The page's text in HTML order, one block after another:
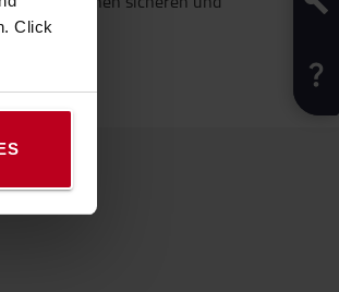
Click